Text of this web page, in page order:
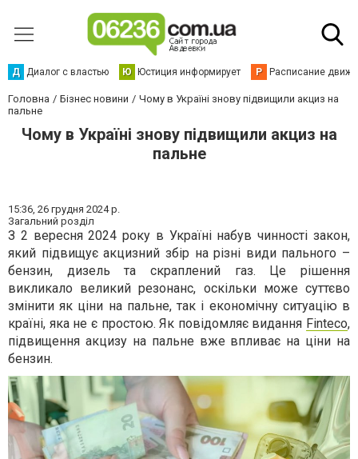
Д Диалог с властью Ю Юстиция информирует Р Расписание
Головна Бізнес новини
Чому в Україні знову підвищили акциз на
пальне
Чому в Україні знову підвищили акциз на
пальне
15:36, 26 грудня 2024 р.
Загальний розділ
З 2 вересня 2024 року в Україні набув чинності закон,
який підвищує акцизний збір на різні види пального –
бензин, дизель та скраплений газ. Це рішення
викликало великий резонанс, оскільки може суттєво
змінити як ціни на пальне, так і економічну ситуацію в
країні, яка не є простою. Як повідомляє видання Finteco,
підвищення акцизу на пальне вже впливає на ціни на
бензин.